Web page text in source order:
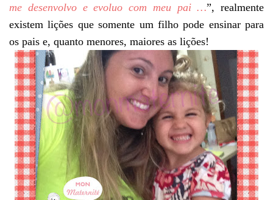
me desenvolvo e evoluo com meu pai …”, realmente
existem lições que somente um filho pode ensinar para
os pais e, quanto menores, maiores as lições!